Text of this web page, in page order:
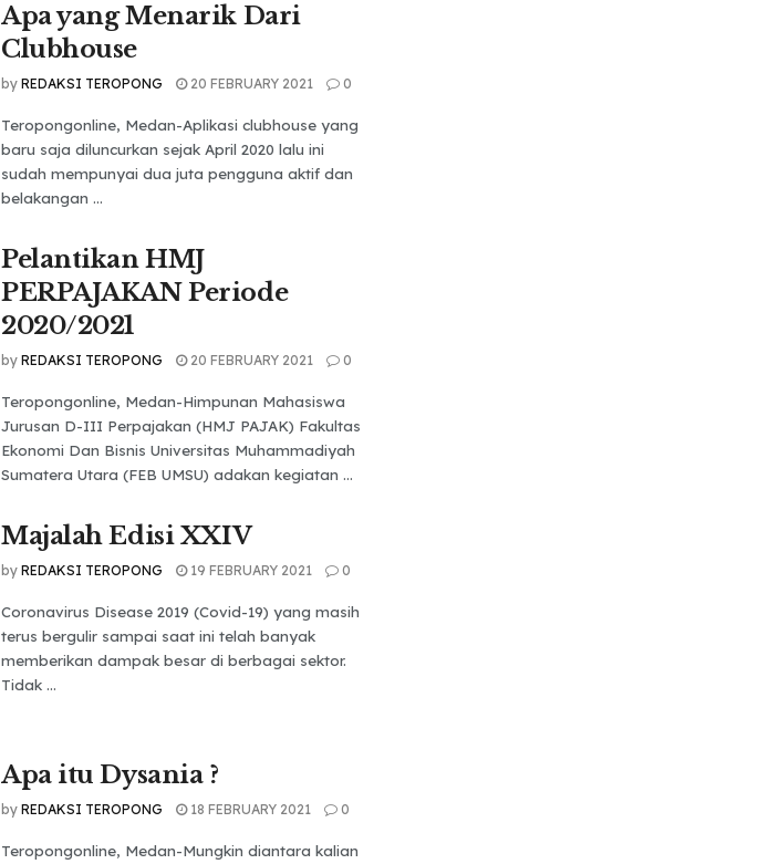
Apa yang Menarik Dari
Clubhouse
by REDAKSI TEROPONG 20 FEBRUARY 2021 0
Teropongonline, Medan-Aplikasi clubhouse yang
baru saja diluncurkan sejak April 2020 lalu ini
sudah mempunyai dua juta pengguna aktif dan
belakangan ...
Pelantikan HMJ
PERPAJAKAN Periode
2020/2021
by REDAKSI TEROPONG 20 FEBRUARY 2021 0
Teropongonline, Medan-Himpunan Mahasiswa
Jurusan D-III Perpajakan (HMJ PAJAK) Fakultas
Ekonomi Dan Bisnis Universitas Muhammadiyah
Sumatera Utara (FEB UMSU) adakan kegiatan ...
Majalah Edisi XXIV
by REDAKSI TEROPONG 19 FEBRUARY 2021 0
Coronavirus Disease 2019 (Covid-19) yang masih
terus bergulir sampai saat ini telah banyak
memberikan dampak besar di berbagai sektor.
Tidak ...
Apa itu Dysania ?
by REDAKSI TEROPONG 18 FEBRUARY 2021 0
Teropongonline, Medan-Mungkin diantara kalian